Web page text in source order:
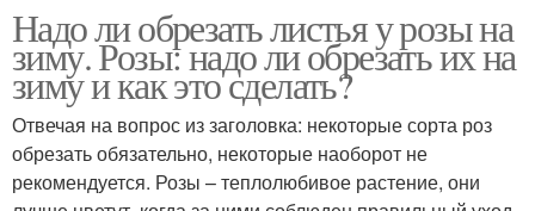
Надо ли обрезать листья у розы на
зиму. Розы: надо ли обрезать их на
зиму и как это сделать?
Отвечая на вопрос из заголовка: некоторые сорта роз
обрезать обязательно, некоторые наоборот не
рекомендуется. Розы – теплолюбивое растение, они